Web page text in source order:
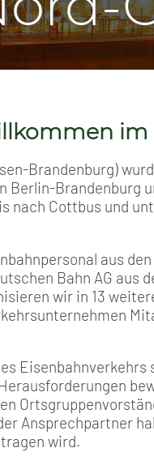
im GDL
Brandenburg)
Berlin-Brandenburg
nach Cottbus und
aus
Bahn AG aus
wir in 13
Eisenbahnverkehrs
Ansprechpartner
wird.